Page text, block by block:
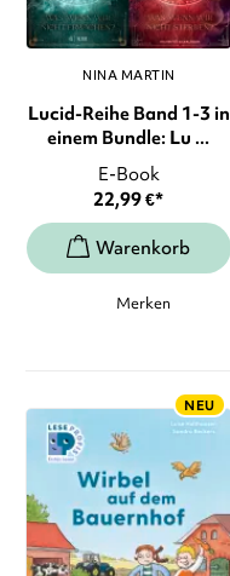
NINA MARTIN
Lucid-Reihe Band 1-3 in
einem Bundle: Lu ...
E-Book
22,99€*
Merken
NEU